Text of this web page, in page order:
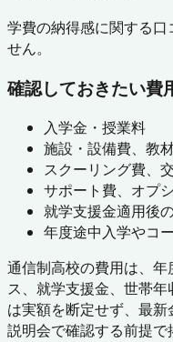
学費の納得感に関する
せん。
確認しておきたい費
入学金・授業料
施設・設備費、教
スクーリング費、
サポート費、オプ
就学支援金適用後
年度途中入学やコ
通信制高校の費用は、
ス、就学支援金、世帯
は実額を断定せず、最新
説明会で確認する前提で